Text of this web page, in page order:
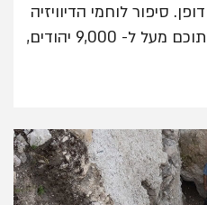
סיפור לוחמי הדיוויזיה
ה-16. כ-15 אלף לוחמים, מתוכם מעל ל- 9,000 יהודים,